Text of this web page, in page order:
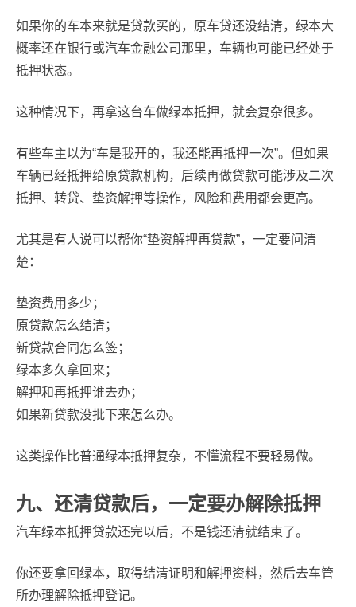
如果你的车本来就是贷款买的，原车贷还没结清，绿本大
概率还在银行或汽车金融公司那里，车辆也可能已经处于
抵押状态。
这种情况下，再拿这台车做绿本抵押，就会复杂很多。
有些车主以为“车是我开的，我还能再抵押一次”。但如果
车辆已经抵押给原贷款机构，后续再做贷款可能涉及二次
抵押、转贷、垫资解押等操作，风险和费用都会更高。
尤其是有人说可以帮你“垫资解押再贷款”，一定要问清
楚：
垫资费用多少；
原贷款怎么结清；
新贷款合同怎么签；
绿本多久拿回来；
解押和再抵押谁去办；
如果新贷款没批下来怎么办。
这类操作比普通绿本抵押复杂，不懂流程不要轻易做。
九、还清贷款后，一定要办解除抵押
汽车绿本抵押贷款还完以后，不是钱还清就结束了。
你还要拿回绿本，取得结清证明和解押资料，然后去车管
所办理解除抵押登记。